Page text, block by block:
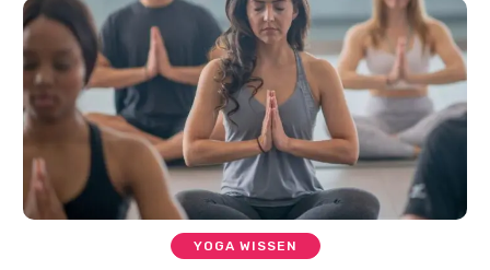
YOGA WISSEN